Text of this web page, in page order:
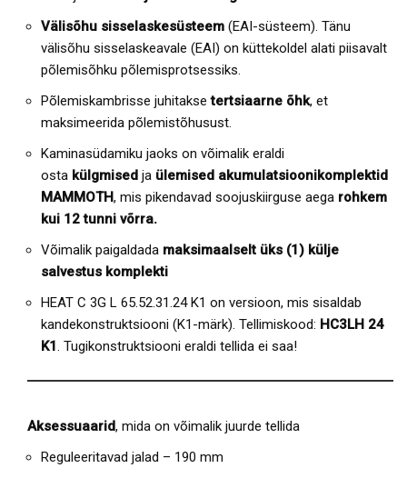
Välisõhu sisselaskesüsteem (EAI-süsteem). Tänu
välisõhu sisselaskeavale (EAI) on küttekoldel alati piisavalt
põlemisõhku põlemisprotsessiks.
Põlemiskambrisse juhitaksetertsiaarne õhk, et
maksimeerida põlemistõhusust.
Kaminasüdamiku jaoks on võimalik eraldi
osta külgmised ja ülemised akumulatsioonikomplektid
MAMMOTH, mis pikendavad soojuskiirguse aega rohkem
kui 12 tunni võrra.
Võimalik paigaldada maksimaalselt üks (1) külje
salvestus komplekti
HEAT C 3G L 65.52.31.24 K1 on versioon, mis sisaldab
kandekonstruktsiooni (K1-märk). Tellimiskood: HC3LH 24
K1. Tugikonstruktsiooni eraldi tellida ei saa!
Aksessuaarid, mida on võimalik juurde tellida
Reguleeritavad jalad – 190 mm